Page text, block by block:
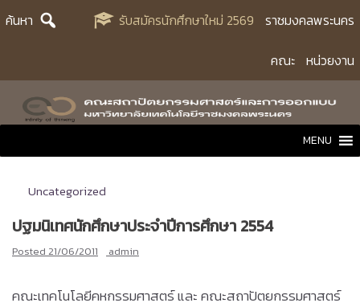
Skipค้นหา รับสมัครนักศึกษาใหม่ 2569 ราชมงคลพระนคร
คณะ หน่วยงาน
MENU
Uncategorized
ปฐมนิเทศนักศึกษาประจำปีการศึกษา 2554
Posted 21/06/2011 admin
คณะเทคโนโลยีคหกรรมศาสตร์ และ คณะสถาปัตยกรรมศาสตร์